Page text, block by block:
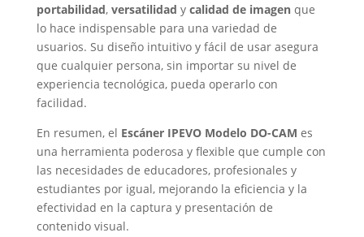
portabilidad, versatilidad y calidad de imagenque
lo hace indispensable para una variedad de
usuarios. Su diseño intuitivo y fácil de usar asegura
que cualquier persona, sin importar su nivel de
experiencia tecnológica, pueda operarlo con
facilidad.
En resumen, el Escáner IPEVO Modelo DO-CAM es
una herramienta poderosa y flexible que cumple con
las necesidades de educadores, profesionales y
estudiantes por igual, mejorando la eficiencia y la
efectividad en la captura y presentación de
contenido visual.